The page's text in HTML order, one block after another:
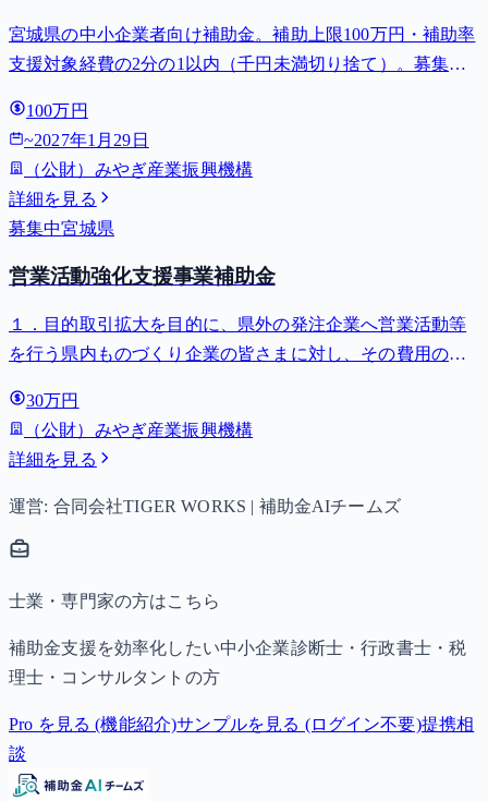
宮城県の中小企業者向け補助金。補助上限100万円・補助率
支援対象経費の2分の1以内（千円未満切り捨て）。募集締
料品製造業」（小分類092）に属する水産加工業者に限られ
ます。宮...
100万円
~2027年1月29日
（公財）みやぎ産業振興機構
詳細を見る
募集中宮城県
営業活動強化支援事業補助金
１．目的取引拡大を目的に、県外の発注企業へ営業活動等
を行う県内ものづくり企業の皆さまに対し、その費用の一
す。
30万円
（公財）みやぎ産業振興機構
詳細を見る
運営: 合同会社TIGER WORKS | 補助金AIチームズ
士業・専門家の方はこちら
補助金支援を効率化したい中小企業診断士・行政書士・税
理士・コンサルタントの方
Pro を見る (機能紹介)サンプルを見る (ログイン不要)提携相
談